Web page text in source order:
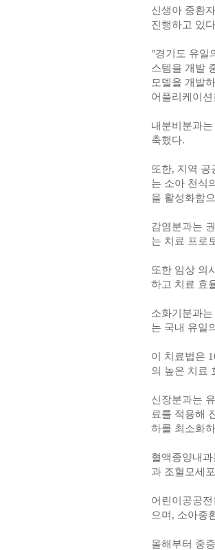
신생아 중환
진행하고 있
"경기도 유일
스템을 개발
모델을 개발
어플리케이
내분비분과
축했다.
또한, 지역
는 소아 천식
을 활성화함
감염분과는
는 치료 프로
또한 임상 의
하고 치료 효
소화기분과
는 국내 유일
이 치료법은
의 높은 치료
신장분과는
료를 적용해
하를 최소화
혈액종양내
과 조혈모세
어린이공공
으며, 소아중
올해부터 중